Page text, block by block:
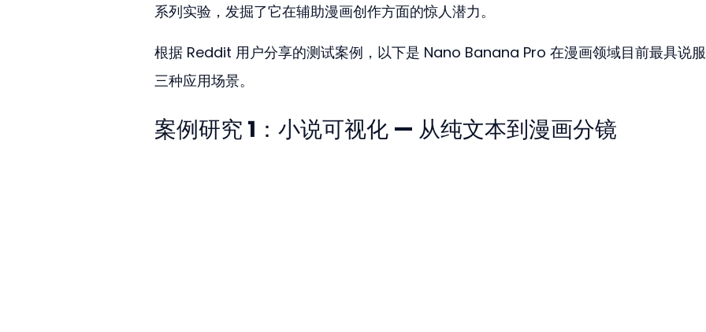
系列实验，发掘了它在辅助漫画创作方面的惊人潜力。
根据 Reddit 用户分享的测试案例，以下是 Nano Banana Pro 在漫画领域目前最具说
三种应用场景。
案例研究 1：小说可视化 — 从纯文本到漫画分镜